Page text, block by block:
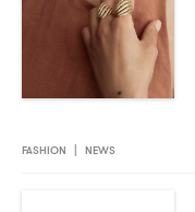
FASHION NEWS